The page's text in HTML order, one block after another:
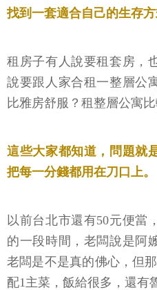
找到一套適合自己的生存方
租房子有人說要租套房，
說要跟人家合租一整層公
比雅房舒服？租整層公寓
這些大家都知道，問題就
把每一分錢都用在刀口上。
以前台北市還有50元便當
的一段時間，老闆說是阿
老闆是不是真的佛心，但
配1主菜，飯給很多，還有